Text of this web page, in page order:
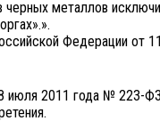
металлов
Федерации от
2011 года № 223-